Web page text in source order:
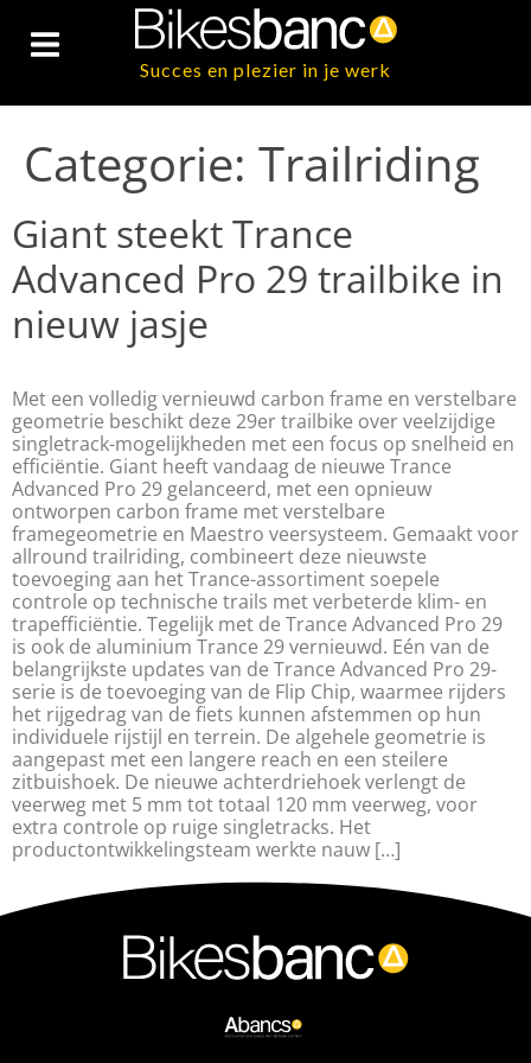
Succes en plezier in je werk
Categorie: Trailriding
Giant steekt Trance
Advanced Pro 29 trailbike in
nieuw jasje
Met een volledig vernieuwd carbon frame en verstelbare
geometrie beschikt deze 29er trailbike over veelzijdige
singletrack-mogelijkheden met een focus op snelheid en
efficiëntie. Giant heeft vandaag de nieuwe Trance
Advanced Pro 29 gelanceerd, met een opnieuw
ontworpen carbon frame met verstelbare
framegeometrie en Maestro veersysteem. Gemaakt voor
allround trailriding, combineert deze nieuwste
toevoeging aan het Trance-assortiment soepele
controle op technische trails met verbeterde klim- en
trapefficiëntie. Tegelijk met de Trance Advanced Pro 29
is ook de aluminium Trance 29 vernieuwd. Eén van de
belangrijkste updates van de Trance Advanced Pro 29-
serie is de toevoeging van de Flip Chip, waarmee rijders
het rijgedrag van de fiets kunnen afstemmen op hun
individuele rijstijl en terrein. De algehele geometrie is
aangepast met een langere reach en een steilere
zitbuishoek. De nieuwe achterdriehoek verlengt de
veerweg met 5 mm tot totaal 120 mm veerweg, voor
extra controle op ruige singletracks. Het
productontwikkelingsteam werkte nauw […]